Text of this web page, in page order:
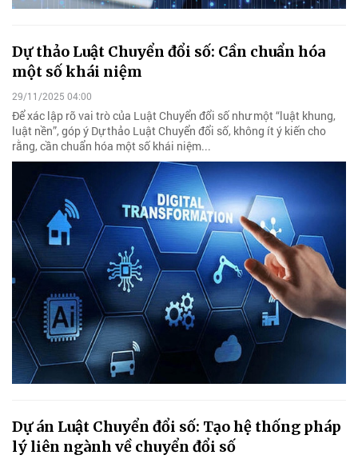
Dự thảo Luật Chuyển đổi số: Cần chuẩn hóa
một số khái niệm
29/11/2025 04:00
Để xác lập rõ vai trò của Luật Chuyển đổi số như một “luật khung,
luật nền”, góp ý Dự thảo Luật Chuyển đổi số, không ít ý kiến cho
rằng, cần chuẩn hóa một số khái niệm...
Dự án Luật Chuyển đổi số: Tạo hệ thống pháp
lý liên ngành về chuyển đổi số